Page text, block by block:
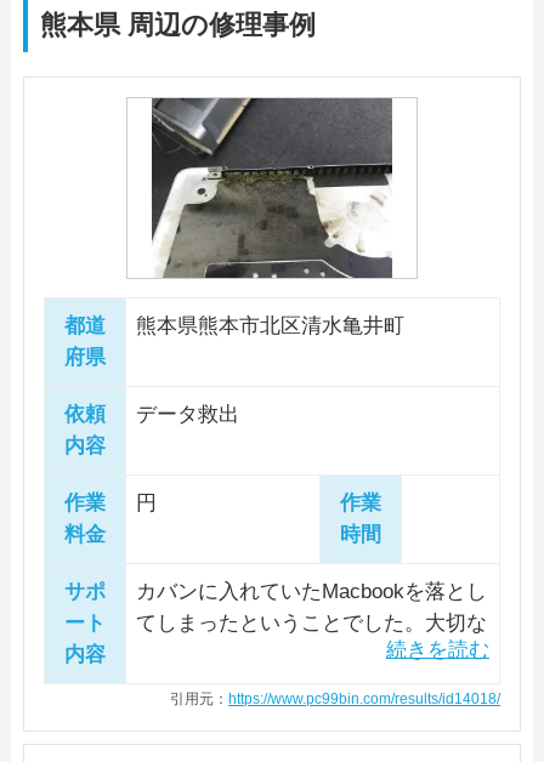
相談して大丈夫です。
おり、セキュリティへの配慮も徹底していま
す。お客様のデータは厳重に保護いたします
のでご安心ください。
料金・メニューを見る
電話相談・お問い合わせ
詳細は公式HPでご確認ください。
公式サイトを見る
電話相談・お問い合わせ
096-288-9946
詳細は公式HPでご確認ください。
へ訪問しその場で診断・修理を行う「出張修
理」、パソコンを郵送して待つだけで修理が
できる「宅配修理」があります。出張修理は
全国に対応しており、最短即日で対応可能で
す。 熊本市にある「熊本店」は9:00～18:00で
営業しており、持ち込み修理が可能な店舗で
す。出張料金がかからないので、お近くの方
かがでしょうか。事前に電話予約が必要との
ことですので、まずは電話でトラブル内容や
持ち込み希望日時をご相談ください。 Window
sからMacまで、どんなメーカー・機種のパソ
コンでも修理可能で、自分で組み立てたりカ
スタマイズしたパソコンの修理でも対応可能
です。 作業スタッフは全員パソコン整備士協
会の資格を取得している正社員で、プライバ
シーマークならびにISMSの国際規格ISO 2700
01の認証を取得しており、情報の管理体制が
適切であることが第三者機関によって証明さ
れていますので、安心してお任せできるでし
この業者の特徴
対応エリアは全国で、全てのメーカーパソコ
ンや自作PCへの対応が可能です。 熊本市内に
ある熊本店の営業時間は11:00～19:30で、当日
の持ち込みでも受付可能です。 パソコン修理
のほか、中古や新品のパソコン販売と買い取
りや下取りも行っているので、パソコンの買
い替えにも対応してもらえるでしょう。 ワン
ェックを行い不具合箇所の原因を特定しま
す。 支払い方法は現金以外にも、クレジット
カード、ショッピングローン、デビットカー
ドやQR決済、電子マネーなどが選べます。
料金・メニュー
公式サイトを見る
モバイル決済 法人対応可
即日対応可 全メーカー対応
パソコン処分 パソコン販売
駆けつけ修理対応エリア
愛知県/岐阜県/宮崎県/宮城県/京都府/広島県/
三重県/静岡県/石川県/千葉県/大阪府/鳥取県/
東京都/栃木県/福井県/和歌山県/
熊本市西区に店舗を構えるパソコンドック24
は全国に84店舗を展開しており、技術で地域
に貢献するパソコン修理専門店です。最短即
料金・メニューを見る
公式サイトを見る
電話相談・お問い合わせ
096-285-6091
特徴
カード決済
データ保護 全メーカー対応
パソコン処分
駆けつけ修理対応エリア
宇土市 / 益城町 / 嘉島町 / 御船町 / 甲佐町 / 美
料金 出張料金 市内近郊3,300円〜
料金・メニューを見る
公式サイトを見る
電話相談・お問い合わせ
096-379-2595
特徴
法人対応可
データ保護 全メーカー対応
駆けつけ修理対応エリア
店舗住所
〒 861-1102
熊本県合志市須屋706-3
9:00～18:00
日曜不定休
電話相談・お問い合わせ
0965-45-9573
熊本県 周辺の修理事例
都道
府県
熊本県熊本市北区清水亀井町
依頼
内容
データ救出
作業
料金
円
作業
時間
サポ
ート
内容
カバンに入れていたMacbookを落とし
てしまったということでした。大切な
データだけでもなんとかしたいという
ご依頼です。 ビープ音3回で起動しな
決しないため、分解しメモリ周りの調
引用元： https://www.pc99bin.com/results/id14018/